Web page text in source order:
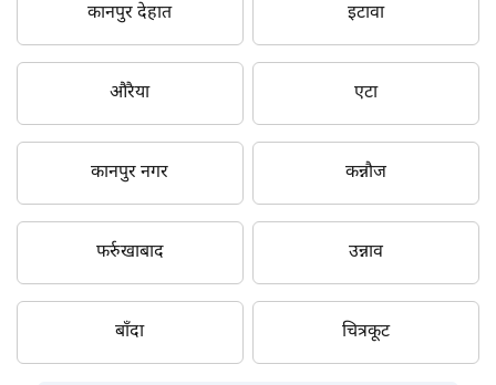
कानपुर देहात इटावा
औरैया एटा
कानपुर नगर कन्नौज
फर्रुखाबाद उन्नाव
बाँदा चित्रकूट